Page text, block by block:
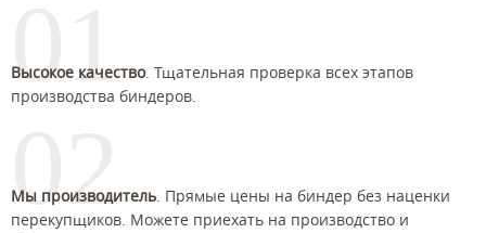
01
Высокое качество. Тщательная проверка всех этапов
производства биндеров.
02
Мы производитель. Прямые цены на биндер без наценки
перекупщиков. Можете приехать на производство и